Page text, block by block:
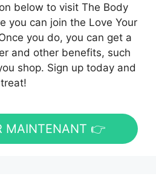
below to visit The Body
you can join the Love Your
you do, you can get a
and other benefits, such
shop. Sign up today and
MAINTENANT 👉